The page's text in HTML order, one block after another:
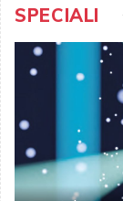
SPECIALI